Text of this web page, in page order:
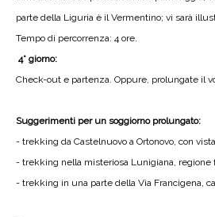
parte della Liguria è il Vermentino; vi sarà
Tempo di percorrenza: 4 ore.
4° giorno:
Check-out e partenza. Oppure, prolungate il
Suggerimenti per un soggiorno prolungato:
- trekking da Castelnuovo a Ortonovo, con
- trekking nella misteriosa Lunigiana,
- trekking in una parte della Via Francigena,